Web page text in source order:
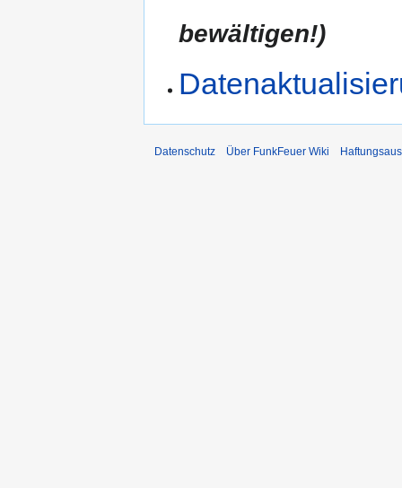
bewältigen!)
Datenschutz Über FunkFeuer Wiki